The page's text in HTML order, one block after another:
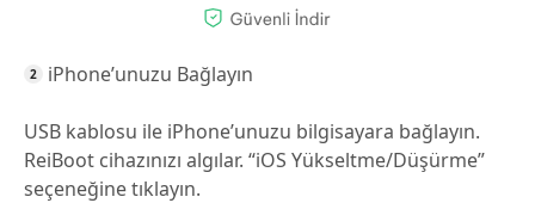
iPhone’unuzu Bağlayın
USB kablosu ile iPhone’unuzu bilgisayara bağlayın.
ReiBoot cihazınızı algılar. “iOS Yükseltme/Düşürme”
seçeneğine tıklayın.